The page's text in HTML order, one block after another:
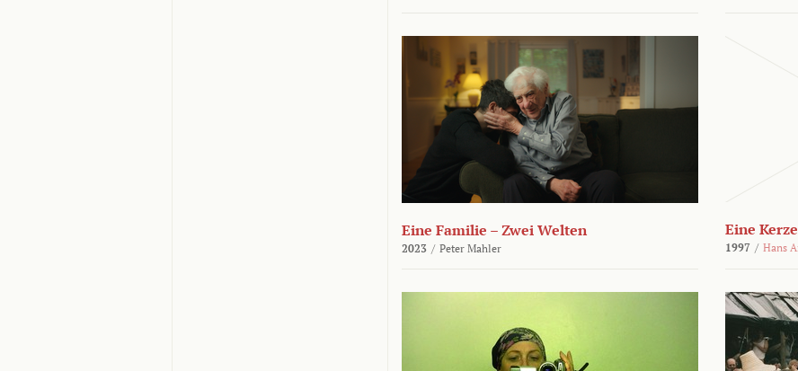
Eine Familie – Zwei Welten
2023 / Peter Mahler
Eine
1997 / Hans